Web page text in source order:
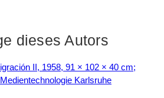
dieses Autors